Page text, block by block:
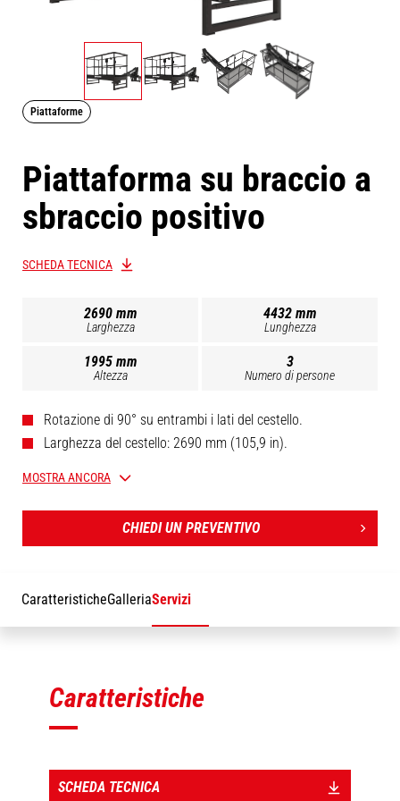
Piattaforme
Piattaforma su braccio a
sbraccio positivo
SCHEDA TECNICA
2690 mm
Larghezza
4432 mm
Lunghezza
1995 mm
Altezza
3
Numero di persone
Rotazione di 90° su entrambi i lati del cestello.
Larghezza del cestello: 2690 mm (105,9 in).
Braccio telescopico (1630 mm / 64,2 in).
MOSTRA ANCORA
CHIEDI UN PREVENTIVO
CaratteristicheGalleriaServizi
Caratteristiche
SCHEDA TECNICA